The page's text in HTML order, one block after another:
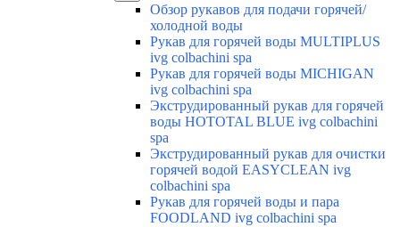
Обзор рукавов для подачи горячей/
холодной воды
Рукав для горячей воды MULTIPLUS
ivg colbachini spa
Рукав для горячей воды MICHIGAN
ivg colbachini spa
Экструдированный рукав для горячей
воды HOTOTAL BLUE ivg colbachini
spa
Экструдированный рукав для очистки
горячей водой EASYCLEAN ivg
colbachini spa
Рукав для горячей воды и пара
FOODLAND ivg colbachini spa